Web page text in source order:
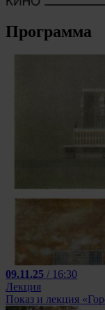
Программа
09.11.25 / 16:30
Лекция
Показ и лекция